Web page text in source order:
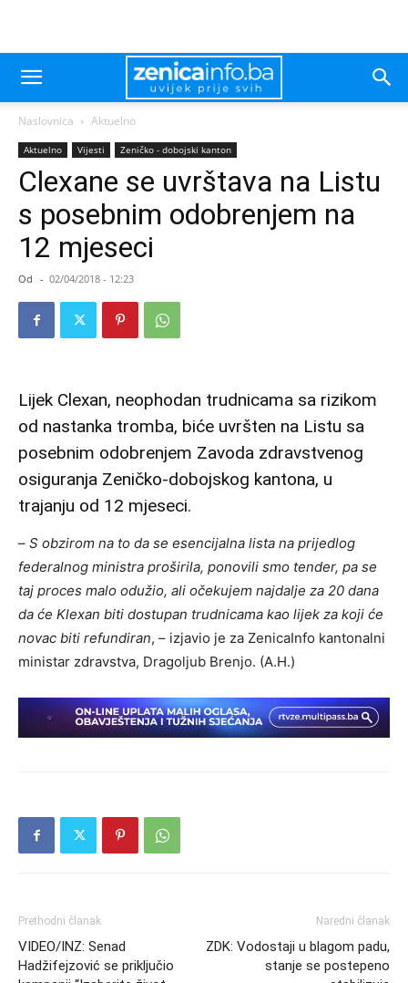
Naslovnica Aktuelno
Aktuelno Vijesti Zeničko - dobojski kanton
Clexane se uvrštava na Listu
s posebnim odobrenjem na
12 mjeseci
Od - 02/04/2018 - 12:23
Lijek Clexan, neophodan trudnicama sa rizikom
od nastanka tromba, biće uvršten na Listu sa
posebnim odobrenjem Zavoda zdravstvenog
osiguranja Zeničko-dobojskog kantona, u
trajanju od 12 mjeseci.
– S obzirom na to da se esencijalna lista na prijedlog
federalnog ministra proširila, ponovili smo tender, pa se
taj proces malo odužio, ali očekujem najdalje za 20 dana
da će Klexan biti dostupan trudnicama kao lijek za koji će
novac biti refundiran, – izjavio je za ZenicaInfo kantonalni
ministar zdravstva, Dragoljub Brenjo. (A.H.)
Prethodni članak
VIDEO/INZ: Senad
Hadžifejzović se priključio
Naredni članak
ZDK: Vodostaji u blagom padu,
stanje se postepeno